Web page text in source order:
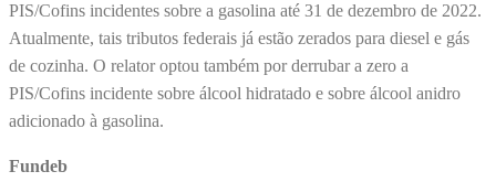
PIS/Cofins incidentes sobre a gasolina até 31 de dezembro de 2022.
Atualmente, tais tributos federais já estão zerados para diesel e gás
de cozinha. O relator optou também por derrubar a zero a
PIS/Cofins incidente sobre álcool hidratado e sobre álcool anidro
adicionado à gasolina.
Fundeb